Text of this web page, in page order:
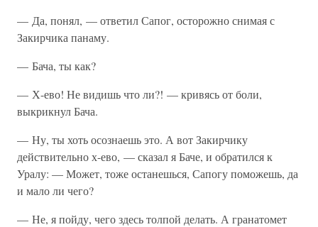
— Да, понял, — ответил Сапог, осторожно снимая с
Закирчика панаму.
— Бача, ты как?
— Х-ево! Не видишь что ли?! — кривясь от боли,
выкрикнул Бача.
— Ну, ты хоть осознаешь это. А вот Закирчику
действительно х-ево, — сказал я Баче, и обратился к
Уралу: — Может, тоже останешься, Сапогу поможешь, да
и мало ли чего?
— Не, я пойду, чего здесь толпой делать. А гранатомет